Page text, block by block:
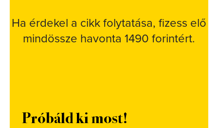
Ha érdekel a cikk folytatása, fizess elő
mindössze havonta 1490 forintért.
Próbáld ki most!